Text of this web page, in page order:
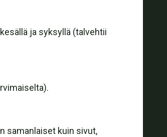
ja syksyllä (talvehtii
samanlaiset kuin sivut,